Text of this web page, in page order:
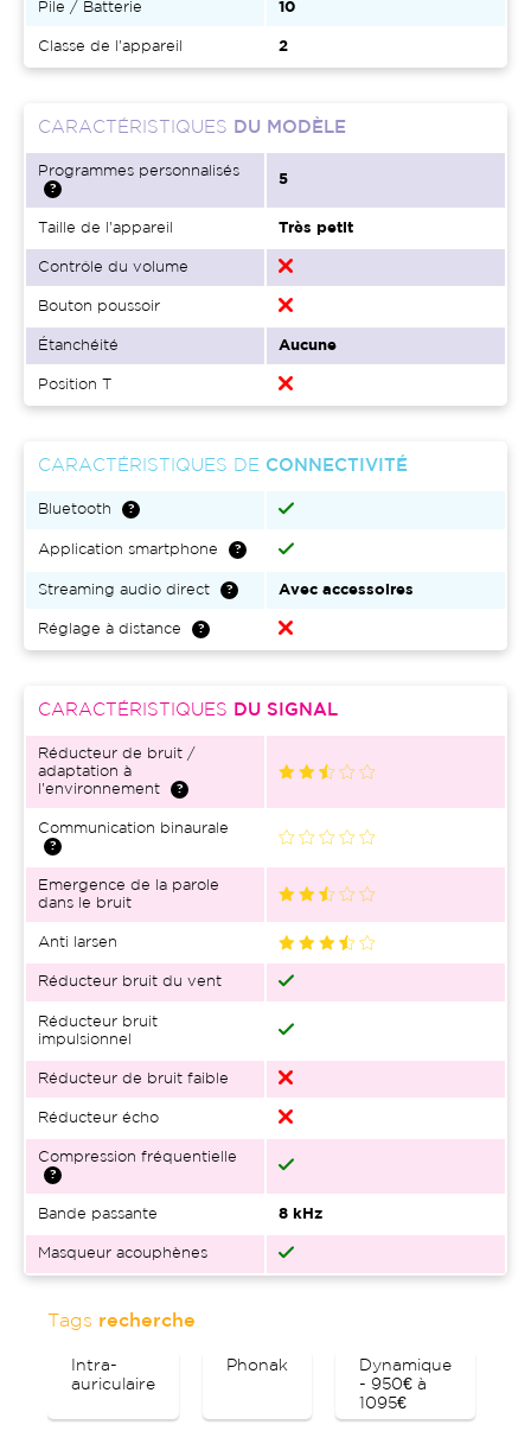
Pile / Batterie 10
Classe de l'appareil 2
CARACTÉRISTIQUES DU MODÈLE
Programmes personnalisés
5
Taille de l'appareil Très petit
Contrôle du volume
Bouton poussoir
Étanchéité Aucune
Position T
CARACTÉRISTIQUES DE CONNECTIVITÉ
Bluetooth
Application smartphone
Streaming audio direct Avec accessoires
Réglage à distance
CARACTÉRISTIQUES DU SIGNAL
Réducteur de bruit /
adaptation à
l'environnement
Communication binaurale
Emergence de la parole
dans le bruit
Anti larsen
Réducteur bruit du vent
Réducteur bruit
impulsionnel
Réducteur de bruit faible
Réducteur écho
Compression fréquentielle
Bande passante 8 kHz
Masqueur acouphènes
Tags recherche
Intra-
auriculaire
Phonak
Dynamique
- 950€ à
1095€